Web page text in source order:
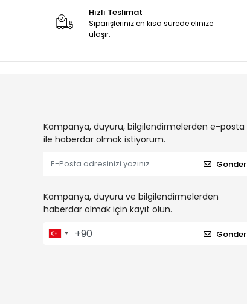
Hızlı Teslimat
Siparişleriniz en kısa sürede elinize
ulaşır.
Kampanya, duyuru, bilgilendirmelerden e-posta
ile haberdar olmak istiyorum.
Gönder
Kampanya, duyuru ve bilgilendirmelerden
haberdar olmak için kayıt olun.
Gönder